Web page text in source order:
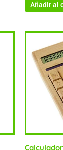
Añadir al